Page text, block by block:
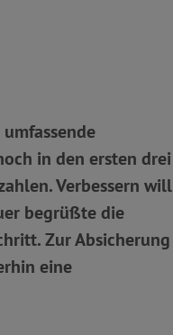
in den ersten drei
Verbessern will
begrüßte die
Zur Absicherung
eine